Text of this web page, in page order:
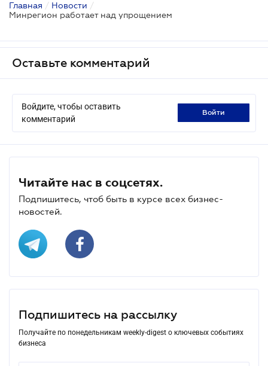
Главная / Новости /
Минрегион работает над упрощением
Оставьте комментарий
Войдите, чтобы оставить
комментарий
войти
Читайте нас в соцсетях.
Подпишитесь, чтоб быть в курсе всех бизнес-
новостей.
Подпишитесь на рассылку
Получайте по понедельникам weekly-digest о ключевых событиях
бизнеса